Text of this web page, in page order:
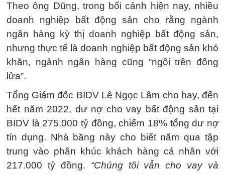
Theo ông Dũng, trong bối cảnh hiện nay, nhiều
doanh nghiệp bất động sản cho rằng ngành
ngân hàng kỳ thị doanh nghiệp bất động sản,
nhưng thực tế là doanh nghiệp bất động sản khó
khăn, ngành ngân hàng cũng “ngồi trên đống
lửa”.
Tổng Giám đốc BIDV Lê Ngọc Lâm cho hay, đến
hết năm 2022, dư nợ cho vay bất động sản tại
BIDV là 275.000 tỷ đồng, chiếm 18% tổng dư nợ
tín dụng. Nhà băng này cho biết năm qua tập
trung vào phân khúc khách hàng cá nhân với
217.000 tỷ đồng. “Chúng tôi vẫn cho vay và